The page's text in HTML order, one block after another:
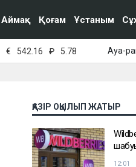
Аймақ Қоғам Ұстаным
€ 542.16 ₽ 5.78 Ауа-
ҚАЗІР ОҚЫЛЫП ЖАТЫР
12:01